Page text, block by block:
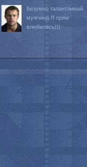
Безумно талантливый
мужчина.Я прям
влюбилась)))